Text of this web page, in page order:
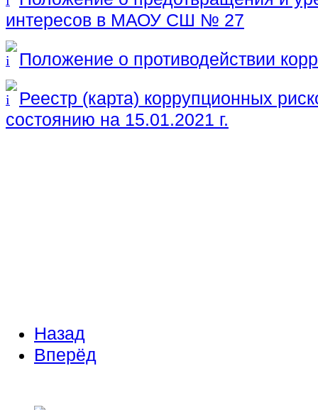
интересов в МАОУ СШ № 27
Положение о противодействии
Реестр (карта) коррупционных
состоянию на 15.01.2021 г.
Назад
Вперёд